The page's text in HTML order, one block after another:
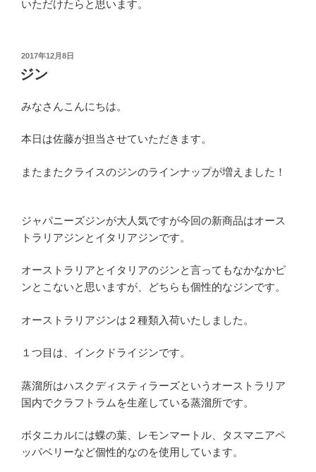
いただけたらと思います。
投
稿
日:
2017年12月8日
ジン
みなさんこんにちは。
本日は佐藤が担当させていただきます。
またまたクライスのジンのラインナップが増えました！
ジャパニーズジンが大人気ですが今回の新商品はオース
トラリアジンとイタリアジンです。
オーストラリアとイタリアのジンと言ってもなかなかピ
ンとこないと思いますが、どちらも個性的なジンです。
オーストラリアジンは２種類入荷いたしました。
１つ目は、インクドライジンです。
蒸溜所はハスクディスティラーズというオーストラリア
国内でクラフトラムを生産している蒸溜所です。
ボタニカルには蝶の葉、レモンマートル、タスマニアペ
ッパベリーなど個性的なのを使用しています。